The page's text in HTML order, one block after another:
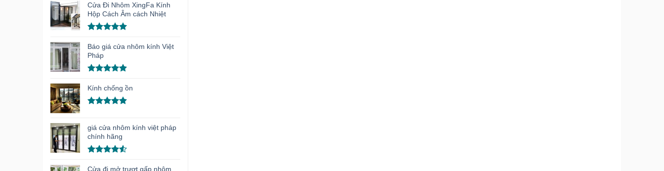
5 sao
Cửa Đi Nhôm XingFa Kính
Hộp Cách Âm cách Nhiệt
hạng5.00
5 sao
Báo giá cửa nhôm kính Việt
Pháp
hạng4.91
5 sao
Kính chống ồn
5 sao
giá cửa nhôm kính việt pháp
chính hãng
hạng4.50
Cửa đi mở trượt gấp nhôm